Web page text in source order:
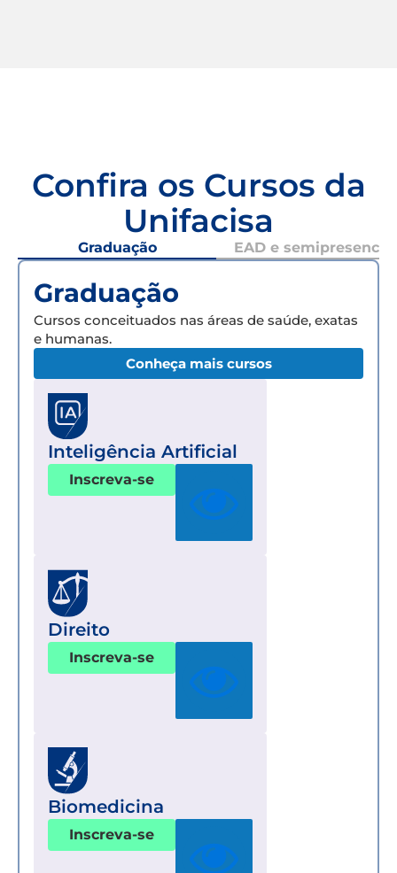
Confira os Cursos da
Unifacisa
Graduação EAD e semipresencial
Graduação
Cursos conceituados nas áreas de saúde, exatas
e humanas.
Conheça mais cursos
Inteligência Artificial
Inscreva-se
Direito
Inscreva-se
Biomedicina
Inscreva-se